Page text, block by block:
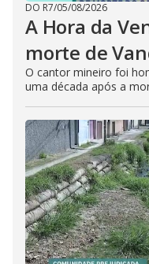
DO R7/05/08/2026
A Hora da
morte de
O cantor mineiro foi
uma década após a